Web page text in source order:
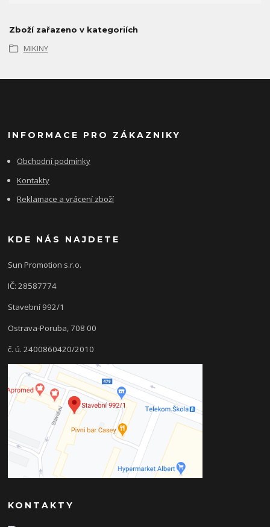
Zboží zařazeno v kategoriích
MIKINY
INFORMACE PRO ZÁKAZNIKY
Obchodní podmínky
Kontakty
Reklamace a vrácení zboží
KDE NÁS NAJDETE
Sun Promotion s.r.o.
IČ: 28587774
Stavební 992/1
Ostrava-Poruba, 708 00
č. ú. 2400860420/2010
KONTAKTY